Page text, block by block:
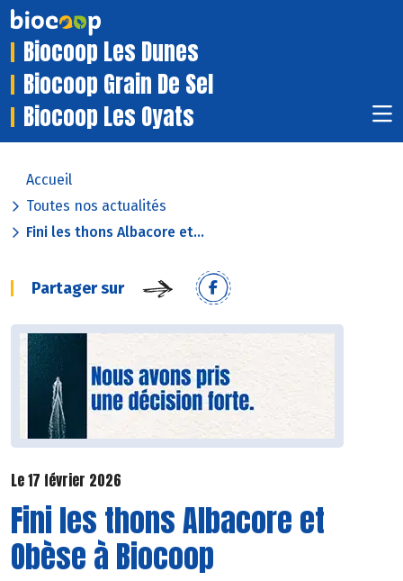
Biocoop Les Dunes
Biocoop Grain De Sel
Biocoop Les Oyats
Accueil
Toutes nos actualités
Fini les thons Albacore et...
Partager sur
Le 17 février 2026
Fini les thons Albacore et
Obèse à Biocoop